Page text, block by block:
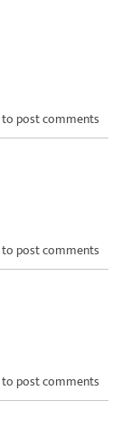
to post comments
to post comments
to post comments